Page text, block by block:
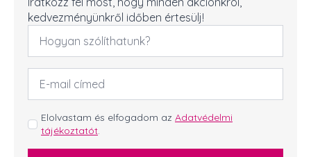
kedvezményünkről időben értesülj!
Név
Email
cím
GDPR
*
Elolvastam és elfogadom az Adatvédelmi
tájékoztatót.